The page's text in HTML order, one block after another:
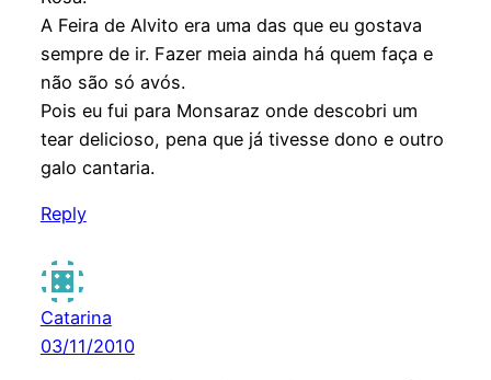
A Feira de Alvito era uma das que eu gostava
sempre de ir. Fazer meia ainda há quem faça e
não são só avós.
Pois eu fui para Monsaraz onde descobri um
tear delicioso, pena que já tivesse dono e outro
galo cantaria.
Reply
Catarina
03/11/2010